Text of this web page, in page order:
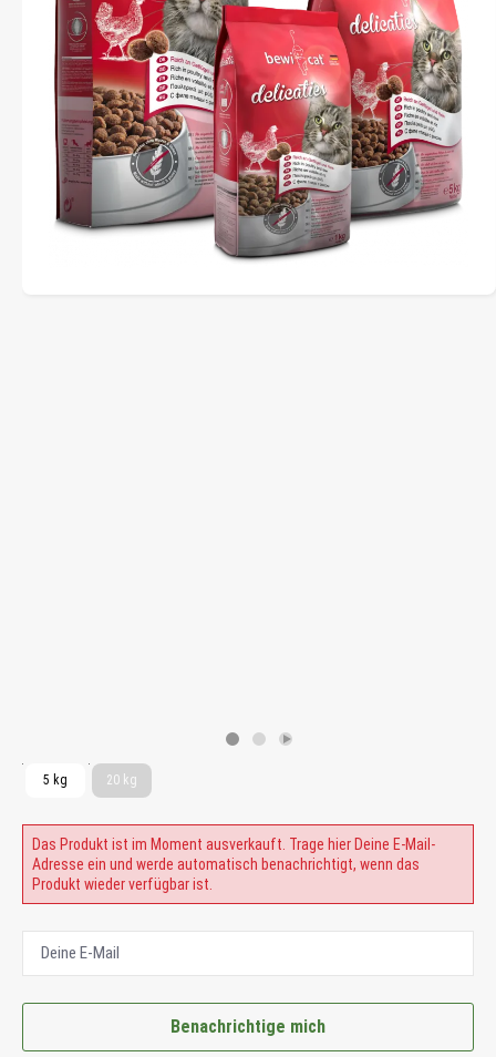
5 kg 20 kg
Das Produkt ist im Moment ausverkauft. Trage hier Deine E-Mail-
Adresse ein und werde automatisch benachrichtigt, wenn das
Produkt wieder verfügbar ist.
Benachrichtige mich